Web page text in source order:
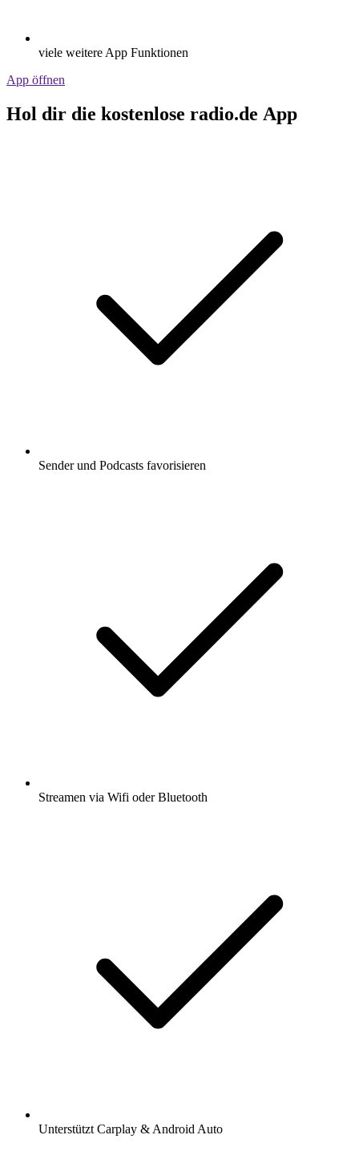
viele weitere App Funktionen
App öffnen
Hol dir die kostenlose radio.de App
Sender und Podcasts favorisieren
Streamen via Wifi oder Bluetooth
Unterstützt Carplay & Android Auto